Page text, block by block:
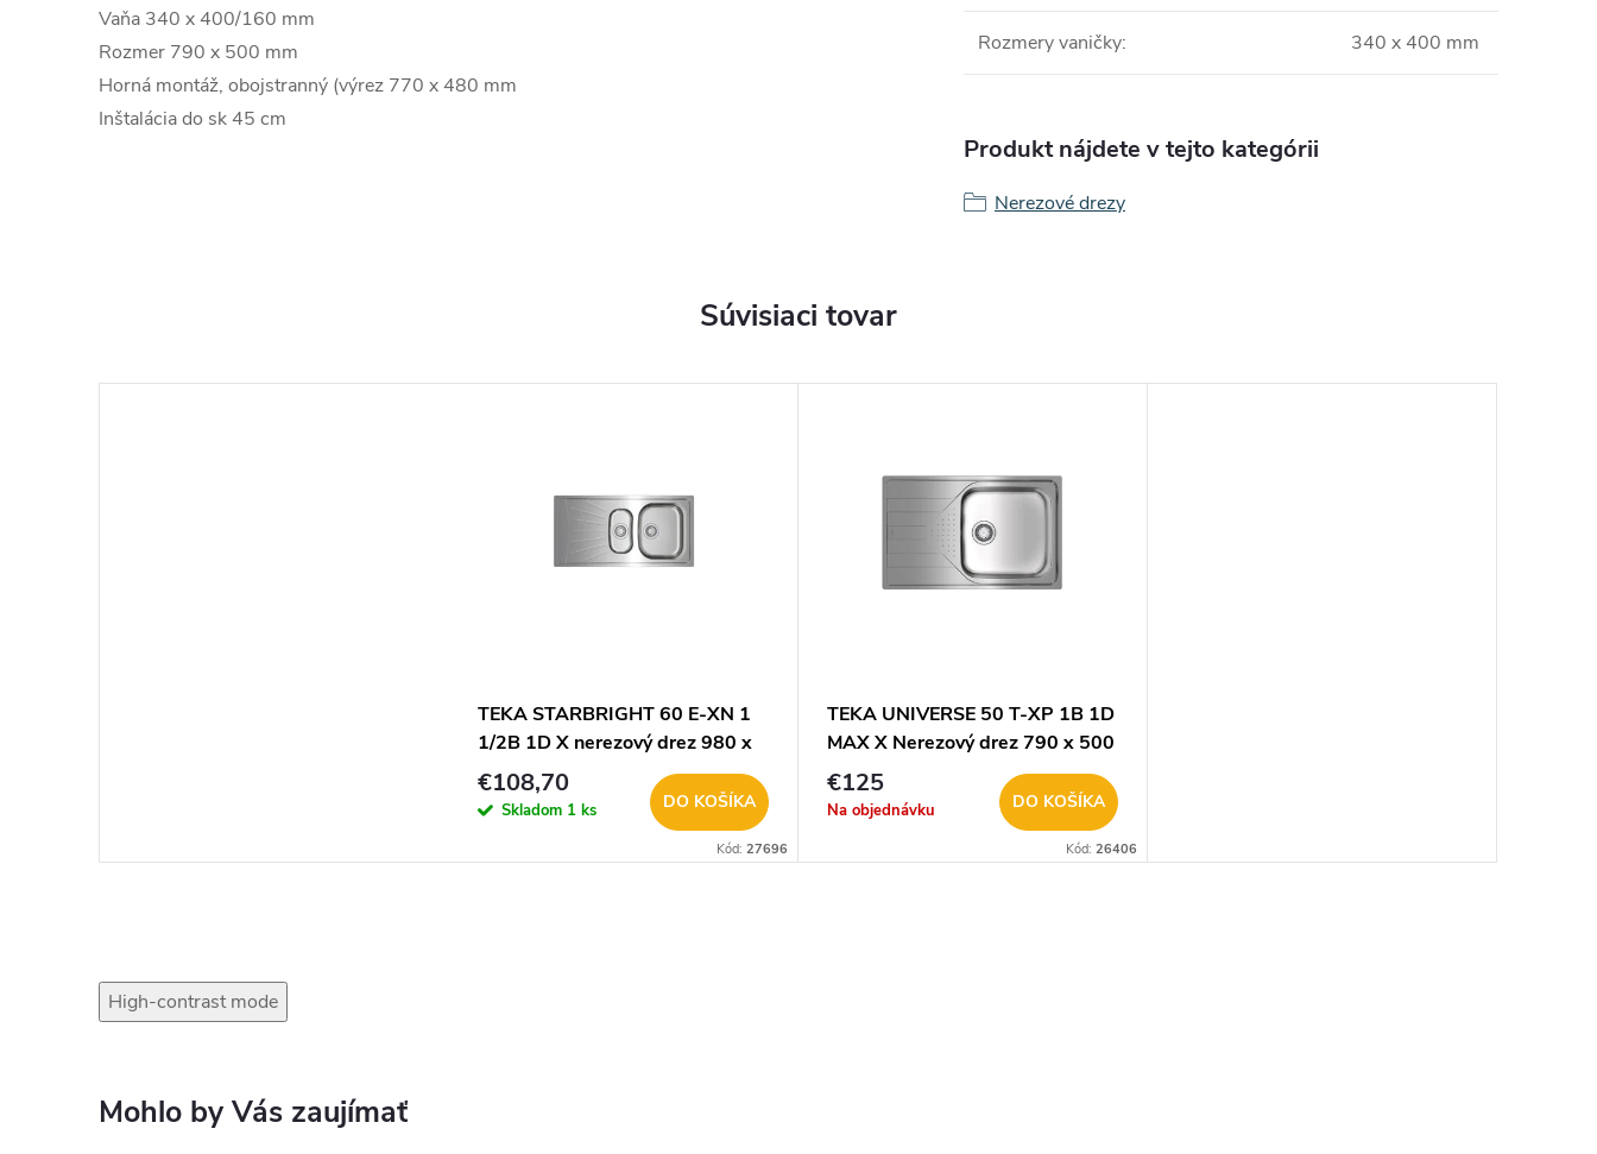
Vaňa 340 x 400/160 mm
Rozmer 790 x 500 mm
Horná montáž, obojstranný (výrez 770 x 480 mm
Inštalácia do sk 45 cm
Rozmery vaničky: 340 x 400 mm
Produkt nájdete v tejto kategórii
Nerezové drezy
Súvisiaci tovar
TEKA STARBRIGHT 60 E-XN 1
1/2B 1D X nerezový drez 980 x
500 mm 115150003
€108,70
Skladom 1 ks DO KOŠÍKA
Kód: 27696
TEKA UNIVERSE 50 T-XP 1B 1D
MAX X Nerezový drez 790 x 500
mm 115110020
€125
Na objednávku DO KOŠÍKA
Kód: 26406
High-contrast mode
Mohlo by Vás zaujímať